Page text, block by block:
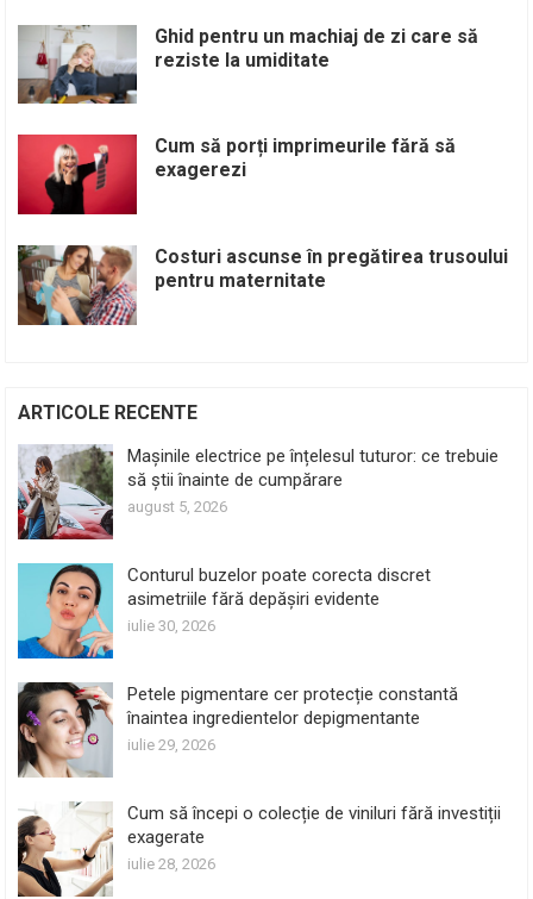
Ghid pentru un machiaj de zi care să
reziste la umiditate
Cum să porți imprimeurile fără să
exagerezi
Costuri ascunse în pregătirea trusoului
pentru maternitate
ARTICOLE RECENTE
Mașinile electrice pe înțelesul tuturor: ce trebuie
să știi înainte de cumpărare
august 5, 2026
Conturul buzelor poate corecta discret
asimetriile fără depășiri evidente
iulie 30, 2026
Petele pigmentare cer protecție constantă
înaintea ingredientelor depigmentante
iulie 29, 2026
Cum să începi o colecție de viniluri fără investiții
exagerate
iulie 28, 2026